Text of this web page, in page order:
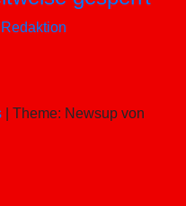
Theme: Newsup von